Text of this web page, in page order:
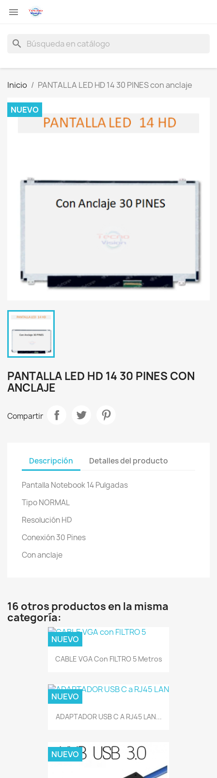

search
Inicio PANTALLA LED HD 14 30 PINES con anclaje
NUEVO
PANTALLA LED HD 14 30 PINES CON
ANCLAJE
Compartir
Descripción Detalles del producto
Pantalla Notebook 14 Pulgadas
Tipo NORMAL
Resolución HD
Conexión 30 Pines
Con anclaje
16 otros productos en la misma
categoría:
CABLE VGA Con FILTRO 5 Metros
NUEVO
ADAPTADOR USB C A RJ45 LAN...
NUEVO
NUEVO